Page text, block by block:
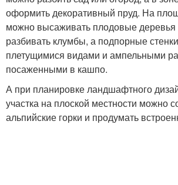
оформить декоративный пруд. На
можно высаживать плодовые деревья
разбивать клумбы, а подпорные
плетущимися видами и ампельными
посаженными в кашпо.
А при планировке ландшафтного
участка на плоской местности можно
альпийские горки и продумать